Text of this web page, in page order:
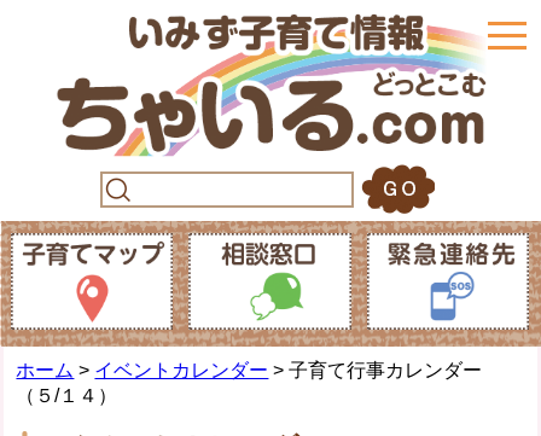
ホーム > イベントカレンダー > 子育て行事カレンダー
（５/１４）